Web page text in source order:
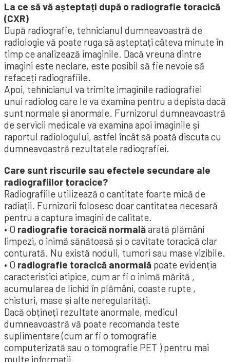
La ce să vă așteptați după o radiografie toracică
(CXR)
După radiografie, tehnicianul dumneavoastră de
radiologie vă poate ruga să așteptați câteva minute în
timp ce analizează imaginile. Dacă vreuna dintre
imagini este neclare, este posibil să fie nevoie să
refaceți radiografiile.
Apoi, tehnicianul va trimite imaginile radiografiei
unui radiolog care le va examina pentru a depista dacă
sunt normale și anormale. Furnizorul dumneavoastră
de servicii medicale va examina apoi imaginile și
raportul radiologului, astfel încât să poată discuta cu
dumneavoastră rezultatele radiografiei.
Care sunt riscurile sau efectele secundare ale
radiografiilor toracice?
Radiografiile utilizează o cantitate foarte mică de
radiații. Furnizorii folosesc doar cantitatea necesară
pentru a captura imagini de calitate.
• O radiografie toracică normalăarată plămâni
limpezi, o inimă sănătoasă și o cavitate toracică clar
conturată. Nu există noduli, tumori sau mase vizibile.
• O radiografie toracică anormală poate evidenția
caracteristici atipice, cum ar fi o inimă mărită ,
acumularea de lichid în plămâni, coaste rupte ,
chisturi, mase și alte neregularități.
Dacă obțineți rezultate anormale, medicul
dumneavoastră vă poate recomanda teste
suplimentare (cum ar fi o tomografie
computerizată sau o tomografie PET ) pentru mai
multe informații.